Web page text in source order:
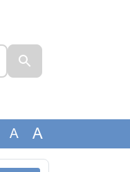
A A